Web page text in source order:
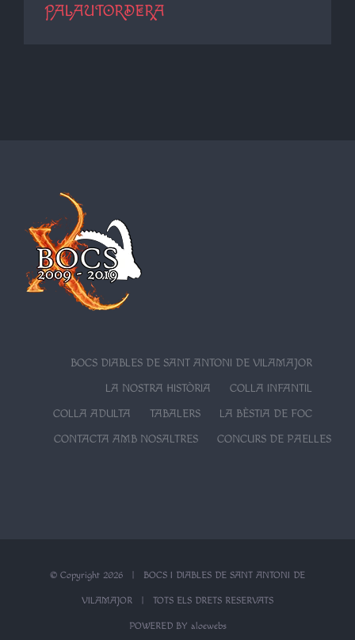
PALAUTORDERA
BOCS DIABLES DE SANT ANTONI DE VILAMAJOR
LA NOSTRA HISTÒRIA
COLLA INFANTIL
COLLA ADULTA
TABALERS
LA BÈSTIA DE FOC
CONTACTA AMB NOSALTRES
CONCURS DE PAELLES
© Copyright 2026 | BOCS I DIABLES DE SANT ANTONI DE
VILAMAJOR | TOTS ELS DRETS RESERVATS
POWERED BY aloewebs